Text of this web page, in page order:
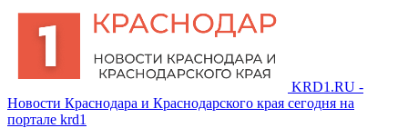
KRD1.RU -
Новости Краснодара и Краснодарского края сегодня на
портале krd1